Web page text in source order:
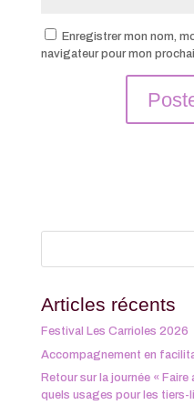
Enregistrer mon nom,
navigateur pour mon
Articles récents
Festival Les Carrioles 2026
Accompagnement en
Retour sur la journée «
quels usages pour les tiers-